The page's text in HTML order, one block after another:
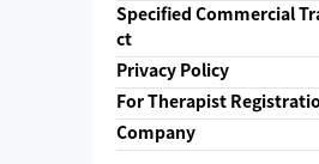
Specified Commercial
ct
Privacy Policy
For Therapist
Company